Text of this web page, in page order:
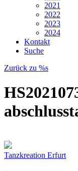
2021
2022
2023
2024
Kontakt
Suche
Zurück zu %s
Tanzkreation Erfurt